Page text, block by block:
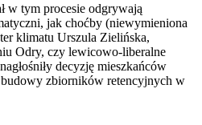
w tym procesie odgrywają
jak choćby (niewymieniona
klimatu Urszula Zielińska,
Odry, czy lewicowo-liberalne
decyzję mieszkańców
zbiorników retencyjnych w